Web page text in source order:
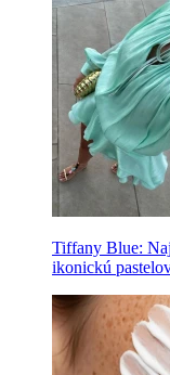
Tiffany Blue:
ikonickú